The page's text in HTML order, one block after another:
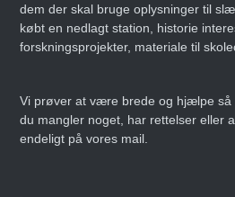
dem der skal bruge oplysninger til
købt en nedlagt station, historie
forskningsprojekter, materiale til
Vi prøver at være brede og hjælpe så
du mangler noget, har rettelser eller
endeligt på vores mail.